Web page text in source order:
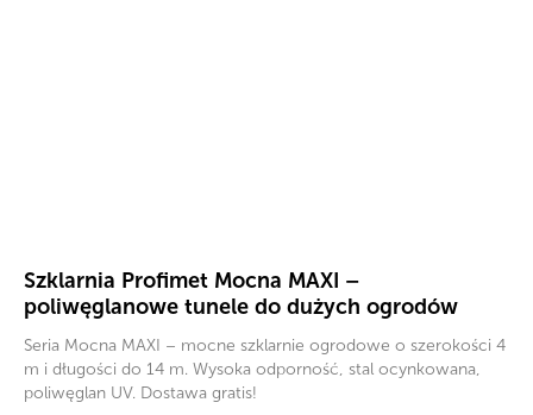
Szklarnia Profimet Mocna MAXI –
poliwęglanowe tunele do dużych ogrodów
Seria Mocna MAXI – mocne szklarnie ogrodowe o szerokości 4
m i długości do 14 m. Wysoka odporność, stal ocynkowana,
poliwęglan UV. Dostawa gratis!